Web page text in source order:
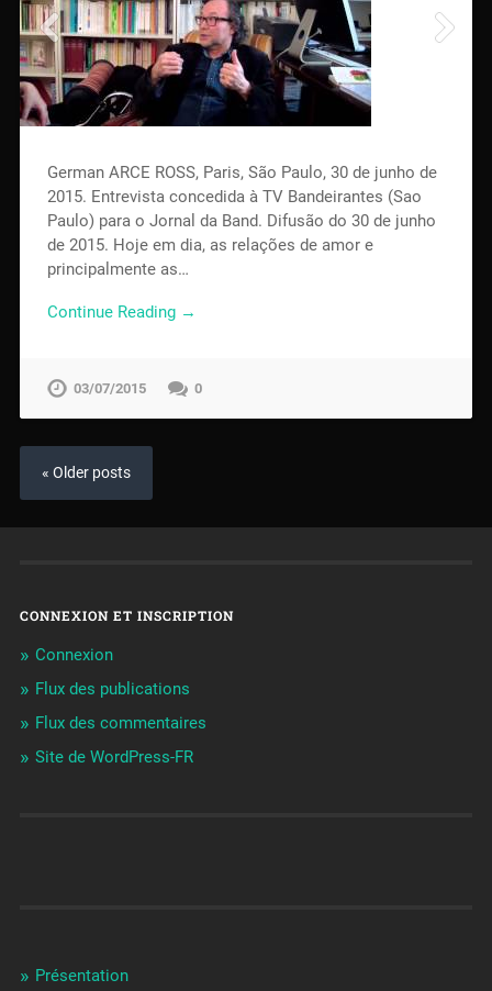
German ARCE ROSS, Paris, São Paulo, 30 de junho de
2015. Entrevista concedida à TV Bandeirantes (Sao
Paulo) para o Jornal da Band. Difusão do 30 de junho
de 2015. Hoje em dia, as relações de amor e
principalmente as…
Continue Reading →
03/07/2015 0
« Older posts
CONNEXION ET INSCRIPTION
Connexion
Flux des publications
Flux des commentaires
Site de WordPress-FR
Présentation